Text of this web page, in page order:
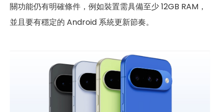
關功能仍有明確條件，例如裝置需具備至少 12GB RAM，
並且要有穩定的 Android 系統更新節奏。